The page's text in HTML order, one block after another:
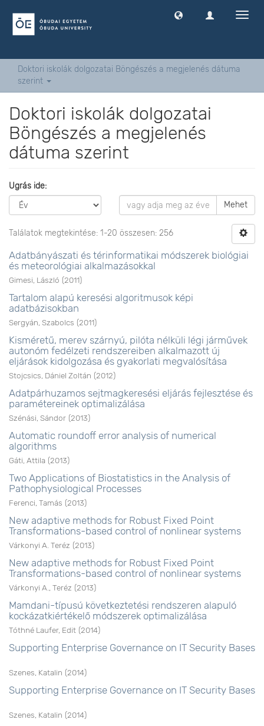
Doktori iskolák dolgozatai Böngészés a megjelenés dátuma
szerint
Doktori iskolák dolgozatai
Böngészés a megjelenés
dátuma szerint
Ugrás ide:
Mehet
Találatok megtekintése: 1-20 összesen: 256
Adatbányászati és térinformatikai módszerek biológiai
és meteorológiai alkalmazásokkal
Gimesi, László (2011)
Tartalom alapú keresési algoritmusok képi
adatbázisokban
Sergyán, Szabolcs (2011)
Kisméretű, merev szárnyú, pilóta nélküli légi járművek
autonóm fedélzeti rendszereiben alkalmazott új
eljárások kidolgozása és gyakorlati megvalósítása
Stojcsics, Dániel Zoltán (2012)
Adatpárhuzamos sejtmagkeresési eljárás fejlesztése és
paramétereinek optimalizálása
Szénási, Sándor (2013)
Automatic roundoff error analysis of numerical
algorithms
Gáti, Attila (2013)
Two Applications of Biostatistics in the Analysis of
Pathophysiological Processes
Ferenci, Tamás (2013)
New adaptive methods for Robust Fixed Point
Transformations-based control of nonlinear systems
Várkonyi A. Teréz (2013)
New adaptive methods for Robust Fixed Point
Transformations-based control of nonlinear systems
Várkonyi A., Teréz (2013)
Mamdani-típusú következtetési rendszeren alapuló
kockázatkiértékelő módszerek optimalizálása
Tóthné Laufer, Edit (2014)
Supporting Enterprise Governance on IT Security Bases
Szenes, Katalin (2014)
Supporting Enterprise Governance on IT Security Bases
Szenes, Katalin (2014)